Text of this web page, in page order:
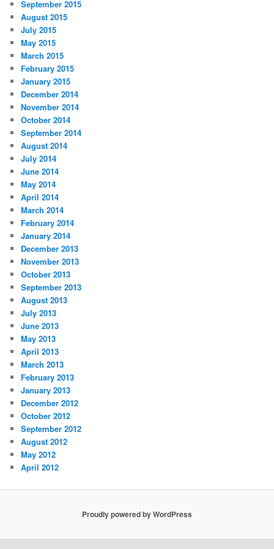
September 2015
August 2015
July 2015
May 2015
March 2015
February 2015
January 2015
December 2014
November 2014
October 2014
September 2014
August 2014
July 2014
June 2014
May 2014
April 2014
March 2014
February 2014
January 2014
December 2013
November 2013
October 2013
September 2013
August 2013
July 2013
June 2013
May 2013
April 2013
March 2013
February 2013
January 2013
December 2012
October 2012
September 2012
August 2012
May 2012
April 2012
Proudly powered by WordPress